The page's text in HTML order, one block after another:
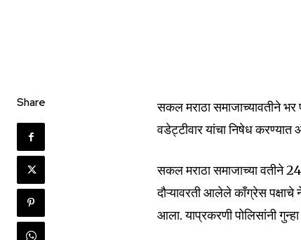
of the
the subscribe button below.
won't spam your inbox. Your
Share
सकल मराठा समाजाच्यावतीने भर
वडेट्टीवार यांचा निषेध करण्यात
सकल मराठा समाजाच्या वतीने
दौऱ्यावरती आलेले काँग्रेस पक्षाचे
आला. याप्रकरणी पोलिसांनी